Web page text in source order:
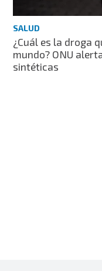
SALUD
¿Cuál es la droga
mundo? ONU
sintéticas